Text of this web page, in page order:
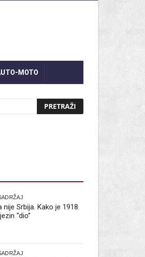
MOTO
nije Srbija. Kako je 1918.
“dio”